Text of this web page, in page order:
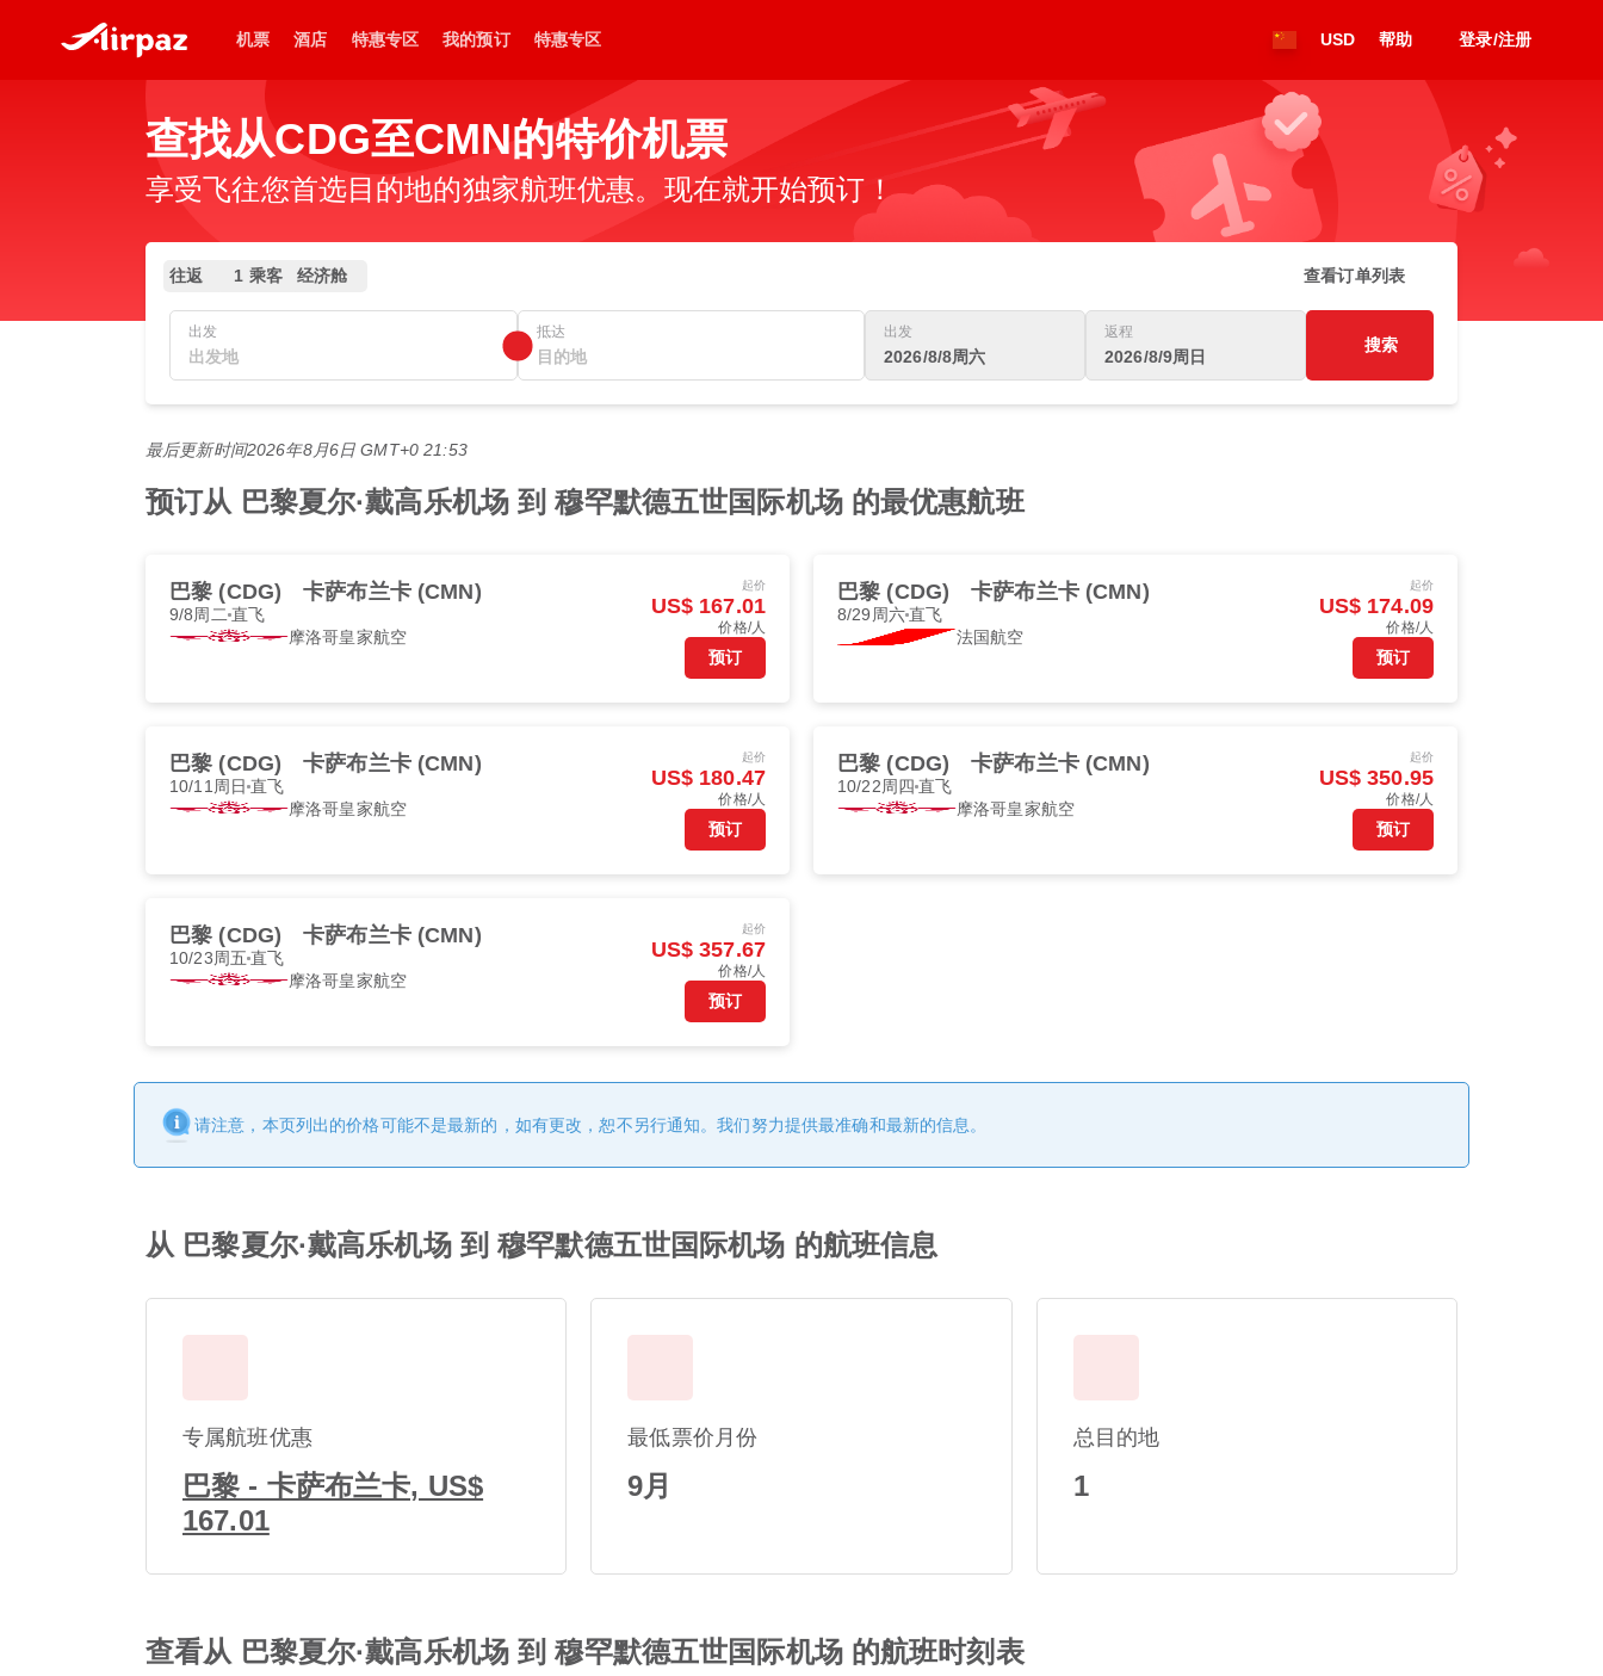
机票 酒店 特惠专区 我的预订 特惠专区 USD 帮助 登录/注册
查找从CDG至CMN的特价机票
享受飞往您首选目的地的独家航班优惠。现在就开始预订！
往返 1 乘客 经济舱 查看订单列表
出发 抵达 出发
2026/8/8周六
返程
2026/8/9周日
搜索
最后更新时间2026年8月6日 GMT+0 21:53
预订从 巴黎夏尔·戴高乐机场 到 穆罕默德五世国际机场 的最优惠航班
巴黎 (CDG) 卡萨布兰卡 (CMN)
9/8周二 直飞
摩洛哥皇家航空
起价
US$ 167.01
价格/人
预订
巴黎 (CDG) 卡萨布兰卡 (CMN)
8/29周六直飞
法国航空
起价
US$ 174.09
价格/人
预订
巴黎 (CDG) 卡萨布兰卡 (CMN)
10/11周日 直飞
摩洛哥皇家航空
起价
US$ 180.47
价格/人
预订
巴黎 (CDG) 卡萨布兰卡 (CMN)
10/22周四 直飞
摩洛哥皇家航空
起价
US$ 350.95
价格/人
预订
巴黎 (CDG) 卡萨布兰卡 (CMN)
10/23周五 直飞
摩洛哥皇家航空
起价
US$ 357.67
价格/人
预订
请注意，本页列出的价格可能不是最新的，如有更改，恕不另行通知。我们努力提供最准确和最新的信息。
从 巴黎夏尔·戴高乐机场 到 穆罕默德五世国际机场 的航班信息
专属航班优惠
巴黎 - 卡萨布兰卡, US$
167.01
最低票价月份
9月
总目的地
1
查看从 巴黎夏尔·戴高乐机场 到 穆罕默德五世国际机场 的航班时刻表